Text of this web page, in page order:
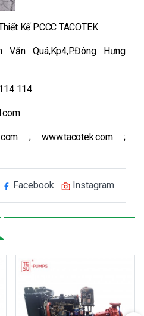
Kế PCCC TACOTEK
Quá,Kp4,P.Đông Hưng
114
; www.tacotek.com ;
Facebook Instagram